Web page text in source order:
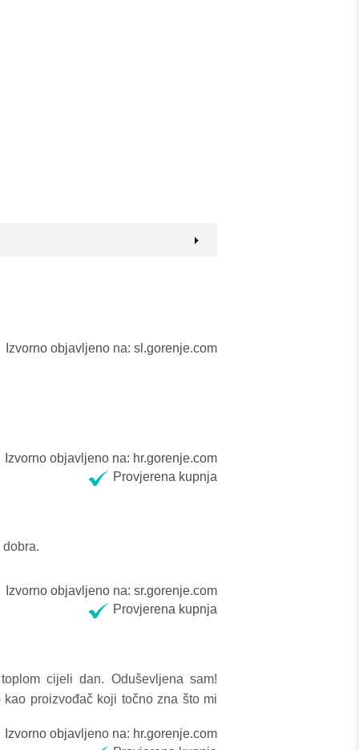
Izvorno objavljeno na: sl.gorenje.com
Izvorno objavljeno na: hr.gorenje.com
Provjerena kupnja
Izvorno objavljeno na: sr.gorenje.com
Provjerena kupnja
cijeli dan. Oduševljena sam!
proizvođač koji točno zna što mi
Izvorno objavljeno na: hr.gorenje.com